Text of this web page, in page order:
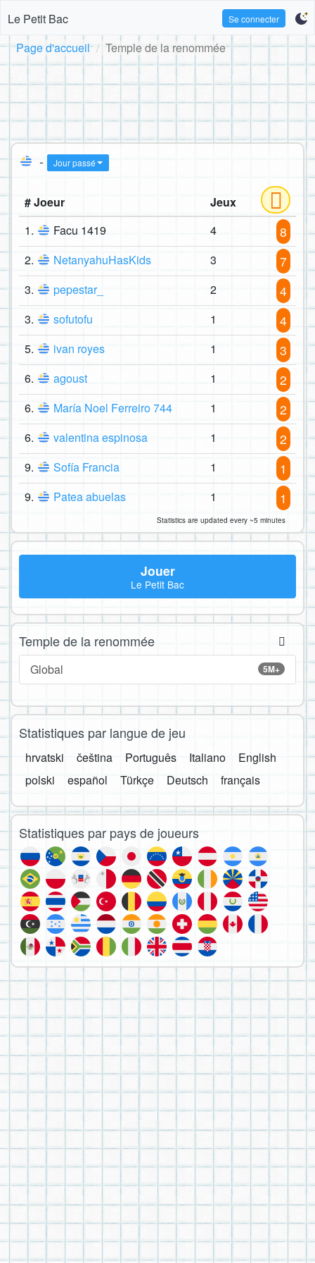
Le Petit Bac Se connecter
Page d'accueil Temple de la renommée
- Jour passé
# Joeur
Jeux
1.
Facu 1419 4 8
2. NetanyahuHasKids 3 7
3. pepestar_ 2 4
3. sofutofu 1 4
5. ivan royes 1 3
6. agoust 1 2
6. María Noel Ferreiro 744 1 2
6. valentina espinosa 1 2
9. Sofía Francia 1 1
9. Patea abuelas 1 1
Statistics are updated every ~5 minutes
Jouer
Le Petit Bac
Temple de la renommée
5M+
Global
Statistiques par langue de jeu
hrvatski čeština Português Italiano
English
polski
español Türkçe Deutsch français
Statistiques par pays de joueurs